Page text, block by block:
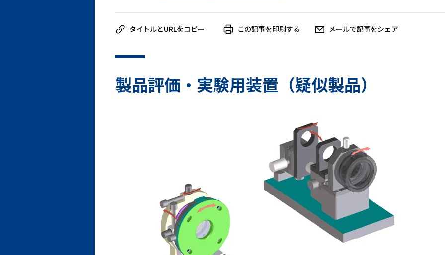
この記事を印刷する メールで記事をシェア
製品評価・実験用装置（疑似製品）